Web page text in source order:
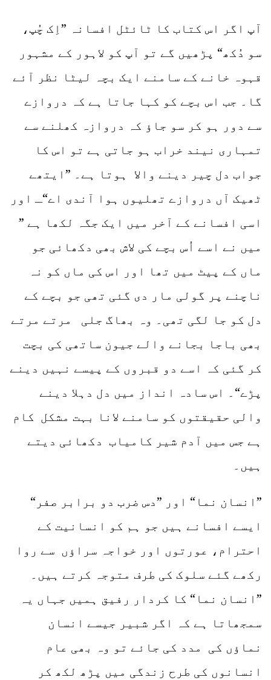
آپ اگر اس کتاب کا ٹائٹل افسانہ ”اِک چُپ،
سو دُکھ“ پڑھیں گے تو آپ کو لاہور کے مشہور
قہوہ خانے کے سامنے ایک بچہ لیٹا نظر آئے
گا۔ جب اس بچے کو کہا جاتا ہے کہ دروازے
سے دور ہو کر سو جاؤ کہ دروازہ کھلنے سے
تمہاری نیند خراب ہو جاتی ہے تو اس کا
جواب دل چیر دینے والا ہوتا ہے۔ ”ایتھے
ٹھیک آں دروازے تھلیوں ہوا آندی اے“ـ اور
اسی افسانے کے آخر میں ایک جگہ لکھا ہے ”
میں نے اسے اُس بچے کی لاش بھی دکھائی جو
ماں کے پیٹ میں تھا اور اس کی ماں کو نہ
ناچنے پر گولی مار دی گئی تھی جو بچے کے
دل کو جا لگی تھی۔ وہ بھاگ جلی مرتے مرتے
بھی باجا بجانے والے جیون ساتھی کی بچت
کر گئی کہ اسے دو قبروں کے پیسے نہیں دینے
پڑے“۔ اس سادہ انداز میں دل دہلا دینے
والی حقیقتوں کو سامنے لانا بہت مشکل کام
ہے جس میں آدم شیر کامیاب دکھائی دیتے
ہیں۔
”انسان نما“ اور ”دس ضرب دو برابر صفر“
ایسے افسانے ہیں جو ہم کو انسانیت کے
احترام، عورتوں اور خواجہ سراؤں سے روا
رکھے گئے سلوک کی طرف متوجہ کرتے ہیں۔
”انسان نما“ کا کردار رفیق ہمیں جہاں یہ
سمجھاتا ہے کہ اگر شبیر جیسے انسان
نماؤں کی مدد کی جائے تو وہ بھی عام
انسانوں کی طرح زندگی میں پڑھ لکھ کر